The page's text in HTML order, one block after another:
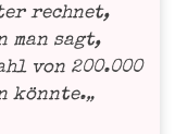
rech­net,
man sagt,
von 200.000
könn­te.„